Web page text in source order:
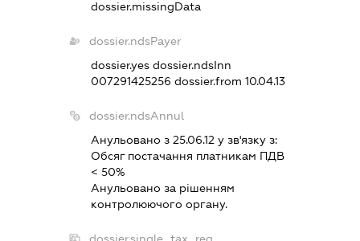
dossier.missingData
dossier.ndsPayer
dossier.yesdossier.ndsInn
007291425256dossier.from 10.04.13
dossier.ndsAnnul
Анульовано з 25.06.12 у зв'язку з:
Обсяг постачання платникам ПДВ
< 50%
Анульовано за рiшенням
контролюючого органу.
dossier.single_tax_reg